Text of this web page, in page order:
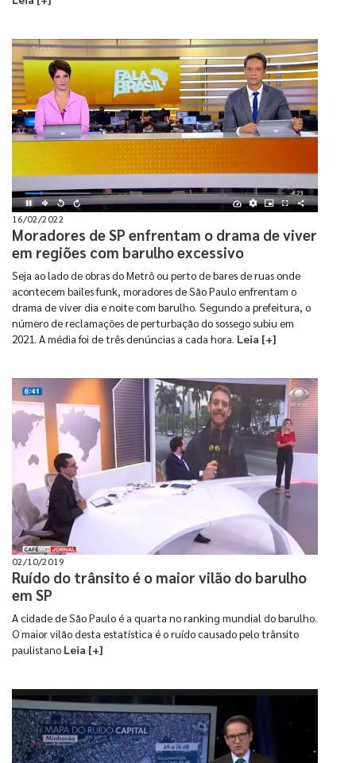
16/02/2022
Moradores de SP enfrentam o drama de viver
em regiões com barulho excessivo
Seja ao lado de obras do Metrô ou perto de bares de ruas onde
acontecem bailes funk, moradores de São Paulo enfrentam o
drama de viver dia e noite com barulho. Segundo a prefeitura, o
número de reclamações de perturbação do sossego subiu em
2021. A média foi de três denúncias a cada hora. Leia [+]
02/10/2019
Ruído do trânsito é o maior vilão do barulho
em SP
A cidade de São Paulo é a quarta no ranking mundial do barulho.
O maior vilão desta estatística é o ruído causado pelo trânsito
paulistano Leia [+]